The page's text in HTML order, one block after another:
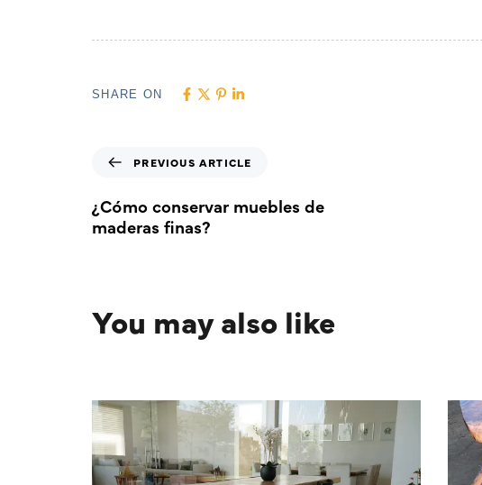
SHARE ON
PREVIOUS ARTICLE
¿Cómo conservar muebles de
maderas finas?
You may also like